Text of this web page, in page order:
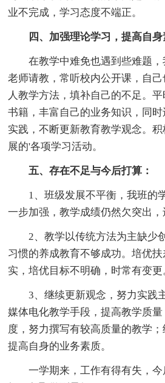
业不完成，学习态度不端正。
四、加强理论学习，提高自身
在教学中难免也遇到些难题，
老师请教，常听校内公开课，自
人教学方法，填补自己的不足。
书籍，丰富自己的业务知识，同
实践，不断更新教育教学观念。
展的'各项学习活动。
五、存在不足与今后打算：
1、班级发展不平衡，我班的
一步加强，教学成绩仍然欠突出，
2、教学以传统方法为主缺少
习惯的养成教育不够成功。培优
实，培优目标不明确，时常有变更
3、继续更新观念，努力实践
媒体电化教学手段，提高教学质
度，努力撰写有较高质量的教学；
提高自身的业务素质。
一学期来，工作有得有失，今